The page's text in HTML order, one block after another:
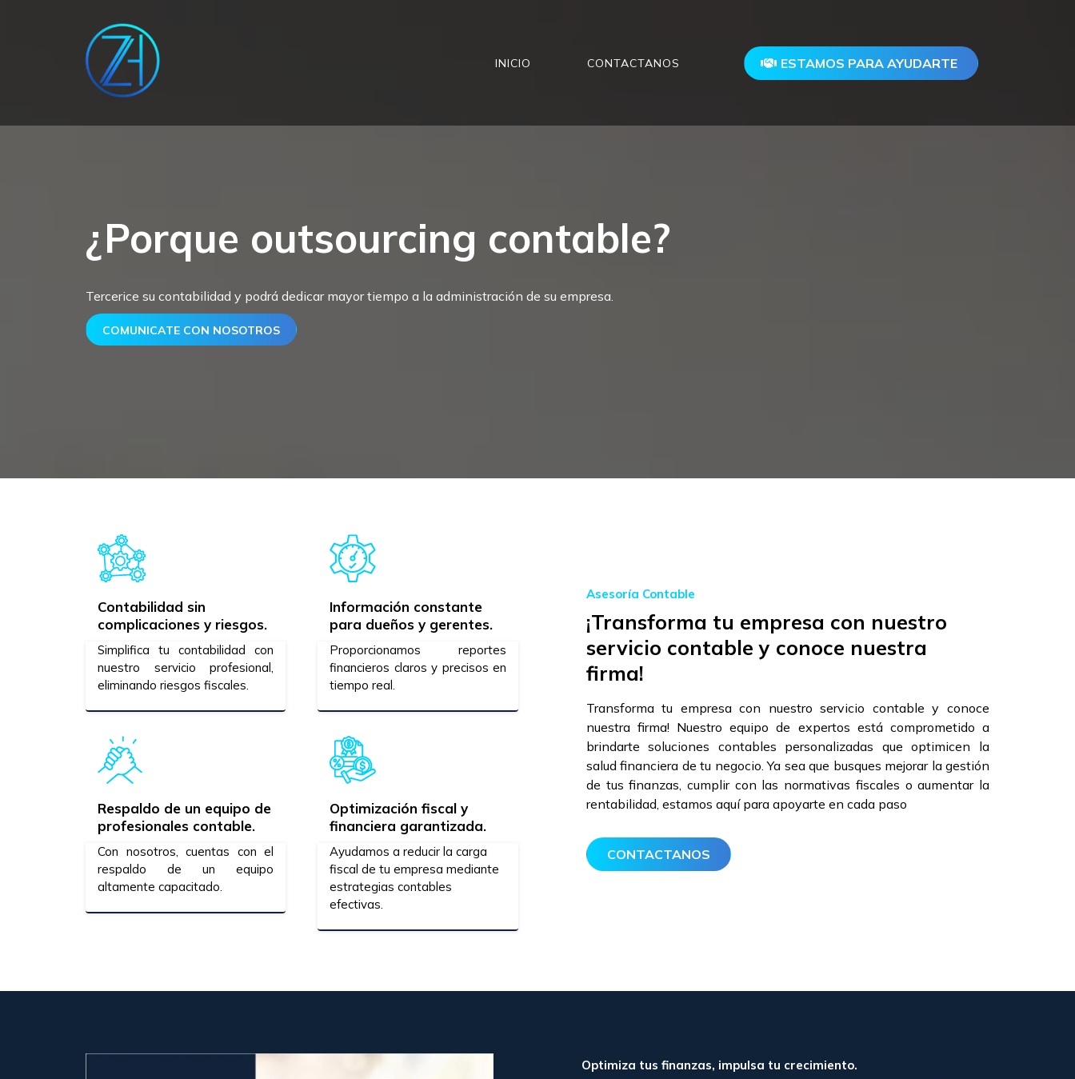
INICIO CONTACTANOS ESTAMOS PARA AYUDARTE
¿Porque outsourcing contable?
Tercerice su contabilidad y podrá dedicar mayor tiempo a la administración de su empresa.
COMUNICATE CON NOSOTROS
Contabilidad sin
complicaciones y riesgos.
Simplifica tu contabilidad con
nuestro servicio profesional,
eliminando riesgos fiscales.
Respaldo de un equipo de
profesionales contable.
Con nosotros, cuentas con el
respaldo de un equipo
altamente capacitado.
Información constante
para dueños y gerentes.
Proporcionamos reportes
financieros claros y precisos en
tiempo real.
Optimización fiscal y
financiera garantizada.
Ayudamos a reducir la carga
fiscal de tu empresa mediante
estrategias contables
efectivas.
Asesoría Contable
¡Transforma tu empresa con nuestro
servicio contable y conoce nuestra
firma!
Transforma tu empresa con nuestro servicio contable y conoce
nuestra firma! Nuestro equipo de expertos está comprometido a
brindarte soluciones contables personalizadas que optimicen la
salud financiera de tu negocio. Ya sea que busques mejorar la gestión
de tus finanzas, cumplir con las normativas fiscales o aumentar la
rentabilidad, estamos aquí para apoyarte en cada paso
CONTACTANOS
Optimiza tus finanzas, impulsa tu crecimiento.